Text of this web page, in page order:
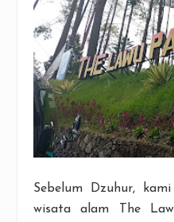
Sebelum Dzuhur,
wisata alam The